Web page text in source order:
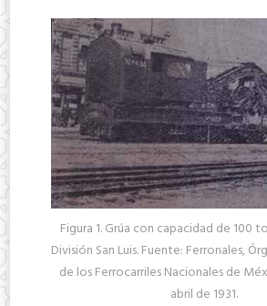
Figura 1. Grúa con capacidad de 100
División San Luis. Fuente: Ferronales,
de los Ferrocarriles Nacionales de
abril de 1931.